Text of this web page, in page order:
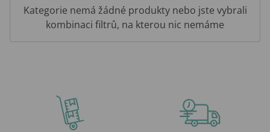
Kategorie nemá žádné produkty nebo jste vybrali
kombinaci filtrů, na kterou nic nemáme